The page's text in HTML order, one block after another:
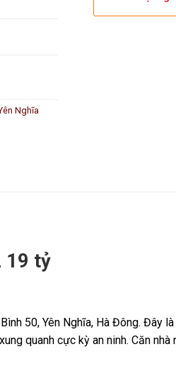
Nghĩa
19 tỷ
50, Yên Nghĩa, Hà Đông. Đây
quanh cực kỳ an ninh. Căn nhà